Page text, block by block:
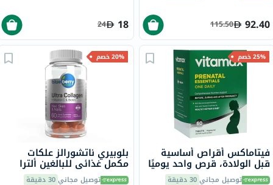
92.40
115.50
18
24
25% خصم
فيتاماكس أقراص أساسية
قبل الولادة، قرص واحد يوميًا
مع حمض الفوليك والحديد
توصيل مجاني30 دقيقة
20% خصم
بلوبيري ناتشورالز علكات
مكمل غذائي للبالغين ألترا
كولاجين + فيتامين سي
توصيل مجاني30 دقيقة